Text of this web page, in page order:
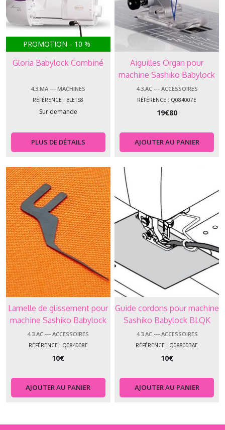
PROMOTION - 10 %
Gloria Babylock Combiné
4.3.MA --- MACHINES
RÉFÉRENCE : BLETS8
Sur demande
PLUS DE DÉTAILS
Aiguilles Organ pour
machine Sashiko Babylock
BLQK
4.3.AC --- ACCESSOIRES
RÉFÉRENCE : Q084007E
19€80
AJOUTER AU PANIER
Lamelle de glissement pour
machine Sashiko Babylock
BLQK
4.3.AC --- ACCESSOIRES
RÉFÉRENCE : Q084008E
10€
AJOUTER AU PANIER
Guide cordons pour machine
Sashiko Babylock BLQK
4.3.AC --- ACCESSOIRES
RÉFÉRENCE : Q088003AE
10€
AJOUTER AU PANIER